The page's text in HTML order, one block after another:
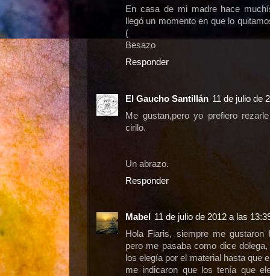
En casa de mi madre hace
llegó un momento en que lo
(
Besazo
Responder
El Gaucho Santillán 11 de julio de
Me gustan,pero yo prefiero
cirilo.
Un abrazo.
Responder
Mabel
11 de julio de 2012 a las
Hola Fiaris, siempre me gustaron
pero me pasaba como dice
los elegía por el material hasta que
me indicaron que los tenía que